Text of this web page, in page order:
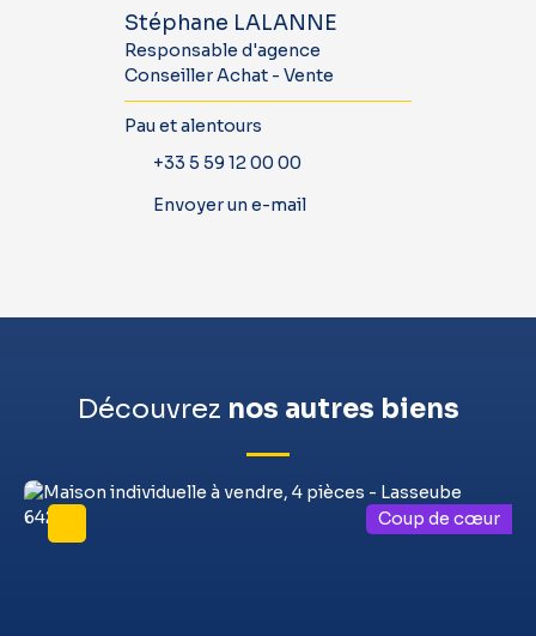
Stéphane LALANNE
Responsable d'agence
Conseiller Achat - Vente
Pau et alentours
+33 5 59 12 00 00
Envoyer un e-mail
Découvrez nos autres biens
Coup de cœur